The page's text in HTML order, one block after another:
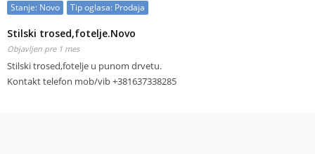
Stanje: Novo Tip oglasa: Prodaja
Stilski trosed,fotelje.Novo
Objavljen pre 1 mes
Stilski trosed,fotelje u punom drvetu.
Kontakt telefon mob/vib +381637338285